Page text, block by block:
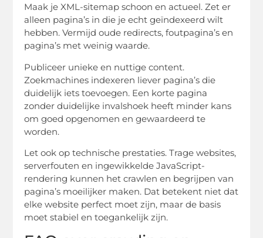
Maak je XML-sitemap schoon en actueel. Zet er
alleen pagina’s in die je echt geïndexeerd wilt
hebben. Vermijd oude redirects, foutpagina’s en
pagina’s met weinig waarde.
Publiceer unieke en nuttige content.
Zoekmachines indexeren liever pagina’s die
duidelijk iets toevoegen. Een korte pagina
zonder duidelijke invalshoek heeft minder kans
om goed opgenomen en gewaardeerd te
worden.
Let ook op technische prestaties. Trage websites,
serverfouten en ingewikkelde JavaScript-
rendering kunnen het crawlen en begrijpen van
pagina’s moeilijker maken. Dat betekent niet dat
elke website perfect moet zijn, maar de basis
moet stabiel en toegankelijk zijn.